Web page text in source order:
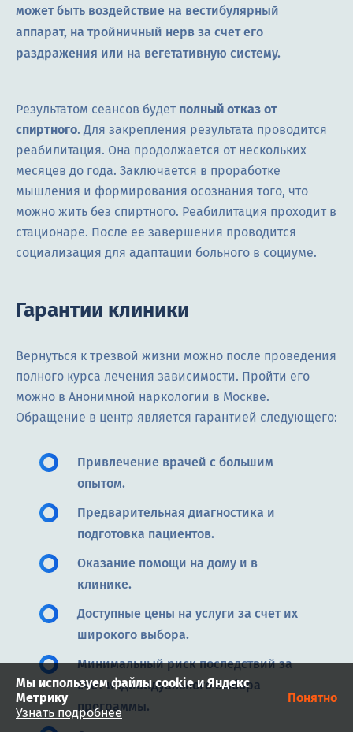
может быть воздействие на вестибулярный
аппарат, на тройничный нерв за счет его
раздражения или на вегетативную систему.
Результатом сеансов будет полный отказ от
спиртного. Для закрепления результата проводится
реабилитация. Она продолжается от нескольких
месяцев до года. Заключается в проработке
мышления и формирования осознания того, что
можно жить без спиртного. Реабилитация проходит в
стационаре. После ее завершения проводится
социализация для адаптации больного в социуме.
Гарантии клиники
Вернуться к трезвой жизни можно после проведения
полного курса лечения зависимости. Пройти его
можно в Анонимной наркологии в Москве.
Обращение в центр является гарантией следующего:
Привлечение врачей с большим
опытом.
Предварительная диагностика и
подготовка пациентов.
Оказание помощи на дому и в
клинике.
Доступные цены на услуги за счет их
широкого выбора.
Минимальный риск последствий за
счет индивидуального выбора
программы.
Мы используем файлы cookie и Яндекс
Метрику
Узнать подробнее
Понятно